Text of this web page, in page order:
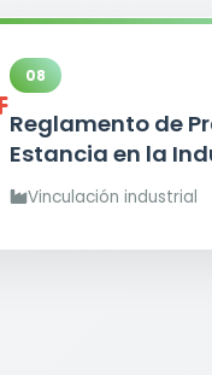
08
Reglamento de
Estancia en la
Vinculación industrial